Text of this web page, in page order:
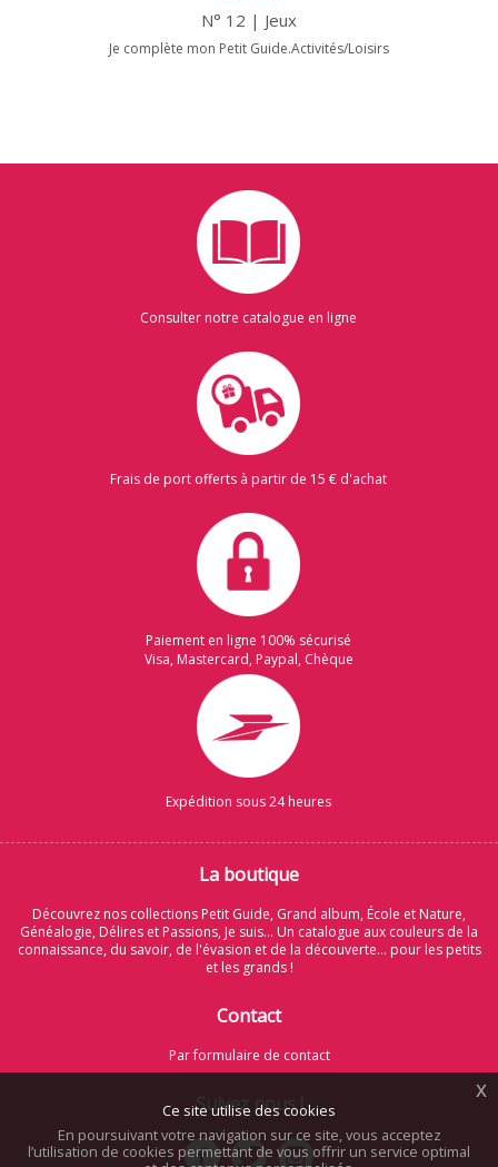
Ce site utilise des cookies
En poursuivant votre navigation sur ce site, vous acceptez
l’utilisation de cookies permettant de vous offrir un service optimal
x
N° 12 | Jeux
Je complète mon Petit Guide.Activités/Loisirs
Consulter notre catalogue en ligne
Frais de port offerts à partir de 15 € d'achat
Paiement en ligne 100% sécurisé
Visa, Mastercard, Paypal, Chèque
Expédition sous 24 heures
La boutique
Découvrez nos collections Petit Guide, Grand album, École et Nature,
Généalogie, Délires et Passions, Je suis... Un catalogue aux couleurs de la
connaissance, du savoir, de l'évasion et de la découverte... pour les petits
et les grands !
Contact
Par formulaire de contact
Suivez nous !